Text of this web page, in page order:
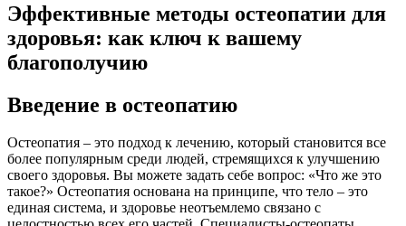
Эффективные методы остеопатии для
здоровья: как ключ к вашему
благополучию
Введение в остеопатию
Остеопатия – это подход к лечению, который становится все
более популярным среди людей, стремящихся к улучшению
своего здоровья. Вы можете задать себе вопрос: «Что же это
такое?» Остеопатия основана на принципе, что тело – это
единая система, и здоровье неотъемлемо связано с